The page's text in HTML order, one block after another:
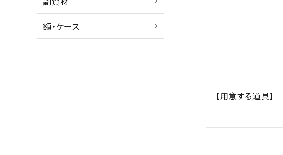
額・ケース
【用意する道具】